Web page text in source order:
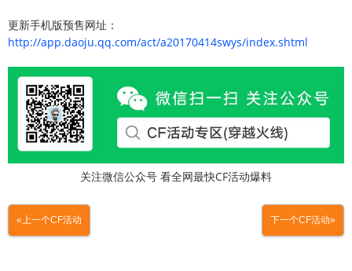
更新手机版预售网址：
http://app.daoju.qq.com/act/a20170414swys/index.shtml
关注微信公众号 看全网最快CF活动爆料
«上一个CF活动 下一个CF活动»